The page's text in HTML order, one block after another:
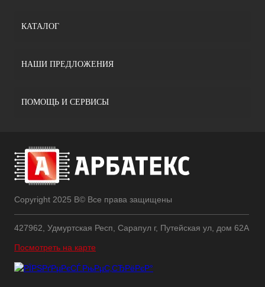
КАТАЛОГ
НАШИ ПРЕДЛОЖЕНИЯ
ПОМОЩЬ И СЕРВИСЫ
Copyright 2025 В© Все права защищены
427962, Удмуртская Респ, Сарапул г, Путейская ул, дом 62А
Посмотреть на карте